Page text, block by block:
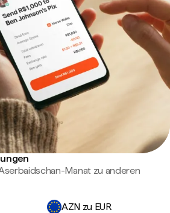
Manat zu anderen
AZN zu EUR